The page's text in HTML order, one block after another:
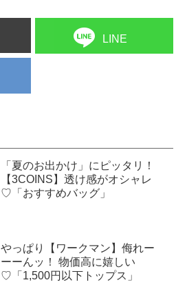
LINE
「夏のお出かけ」にピッタリ！
【3COINS】透け感がオシャレ
♡「おすすめバッグ」
やっぱり【ワークマン】侮れー
ーーんッ！ 物価高に嬉しい
♡「1,500円以下トップス」